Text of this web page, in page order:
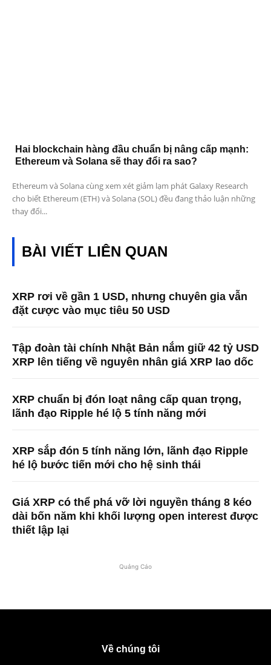
Hai blockchain hàng đầu chuẩn bị nâng cấp mạnh:
Ethereum và Solana sẽ thay đổi ra sao?
Ethereum và Solana cùng xem xét giảm lạm phát Galaxy Research
cho biết Ethereum (ETH) và Solana (SOL) đều đang thảo luận những
thay đổi...
BÀI VIẾT LIÊN QUAN
XRP rơi về gần 1 USD, nhưng chuyên gia vẫn
đặt cược vào mục tiêu 50 USD
Tập đoàn tài chính Nhật Bản nắm giữ 42 tỷ USD
XRP lên tiếng về nguyên nhân giá XRP lao dốc
XRP chuẩn bị đón loạt nâng cấp quan trọng,
lãnh đạo Ripple hé lộ 5 tính năng mới
XRP sắp đón 5 tính năng lớn, lãnh đạo Ripple
hé lộ bước tiến mới cho hệ sinh thái
Giá XRP có thể phá vỡ lời nguyền tháng 8 kéo
dài bốn năm khi khối lượng open interest được
thiết lập lại
Quảng Cáo
Về chúng tôi